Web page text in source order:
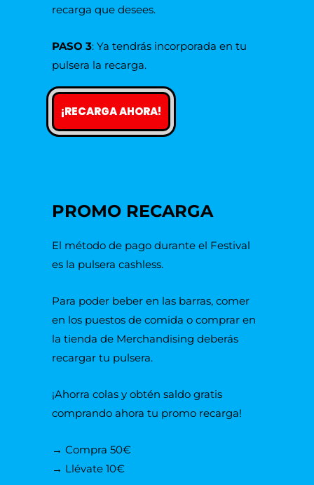
recarga que desees.
PASO 3: Ya tendrás incorporada en tu
pulsera la recarga.
¡RECARGA AHORA!
PROMO RECARGA
El método de pago durante el Festival
es la pulsera cashless.
Para poder beber en las barras, comer
en los puestos de comida o comprar en
la tienda de Merchandising deberás
recargar tu pulsera.
¡Ahorra colas y obtén saldo gratis
comprando ahora tu promo recarga!
→ Compra 50€
→ Llévate 10€